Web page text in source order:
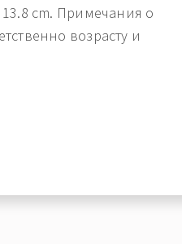
cm. Примечания о
возрасту и